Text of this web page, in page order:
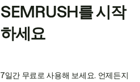
SEMRUSH를 시작
하세요
7일간 무료로 사용해 보세요. 언제든지